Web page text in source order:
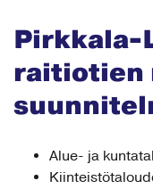
Pirkkala-
raitiotien
Alue- ja